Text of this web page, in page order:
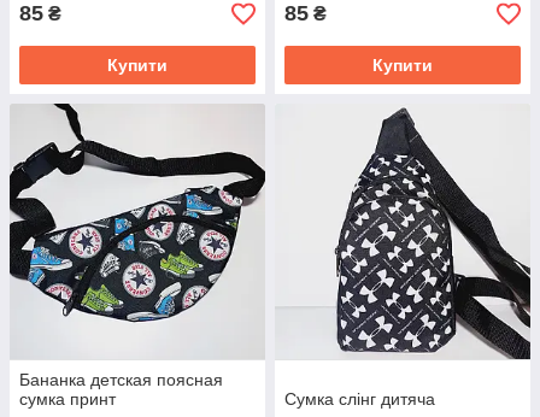
85 ₴
Купити
85 ₴
Купити
Бананка детская поясная
сумка принт
Сумка слінг дитяча